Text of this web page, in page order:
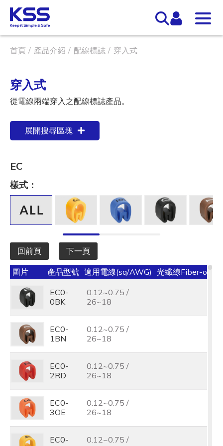
首頁 產品介紹 配線標誌 穿入式
穿入式
從電線兩端穿入之配線標誌產品。
展開搜尋區塊
EC
樣式：
回前頁 下一頁
圖片 產品型號 適用電線(sq/AWG) 光纖線Fiber-optic
EC0-
0BK
0.12~0.75 /
26~18
EC0-
1BN
0.12~0.75 /
26~18
EC0-
2RD
0.12~0.75 /
26~18
EC0-
3OE
0.12~0.75 /
26~18
EC0-
0.12~0.75 /